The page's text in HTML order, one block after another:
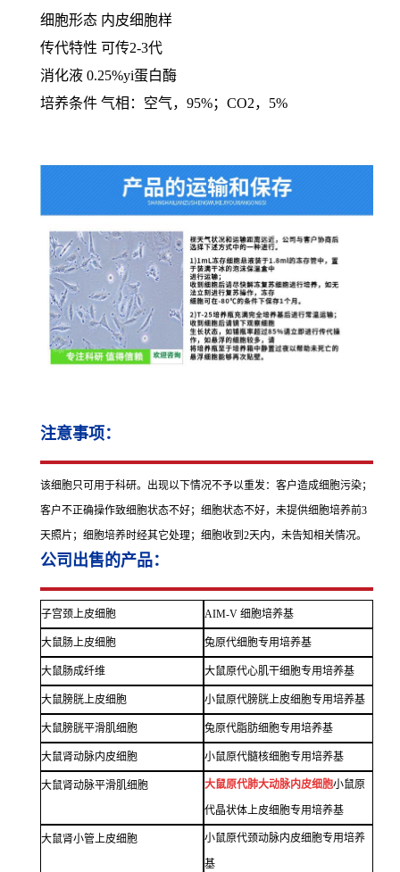
细胞形态 内皮细胞样
传代特性 可传2-3代
消化液 0.25%yi蛋白酶
培养条件 气相：空气，95%；CO2，5%
注意事项：
该细胞只可用于科研。出现以下情况不予以重发：客户造成细胞污染；
客户不正确操作致细胞状态不好；细胞状态不好，未提供细胞培养前3
天照片；细胞培养时经其它处理；细胞收到2天内，未告知相关情况。
公司出售的产品：
子宫颈上皮细胞 AIM-V 细胞培养基
大鼠肠上皮细胞 兔原代细胞专用培养基
大鼠肠成纤维 大鼠原代心肌干细胞专用培养基
大鼠膀胱上皮细胞 小鼠原代膀胱上皮细胞专用培养基
大鼠膀胱平滑肌细胞 兔原代脂肪细胞专用培养基
大鼠肾动脉内皮细胞 小鼠原代髓核细胞专用培养基
大鼠肾动脉平滑肌细胞 大鼠原代肺大动脉内皮细胞小鼠原
代晶状体上皮细胞专用培养基
大鼠肾小管上皮细胞 小鼠原代颈动脉内皮细胞专用培养
基